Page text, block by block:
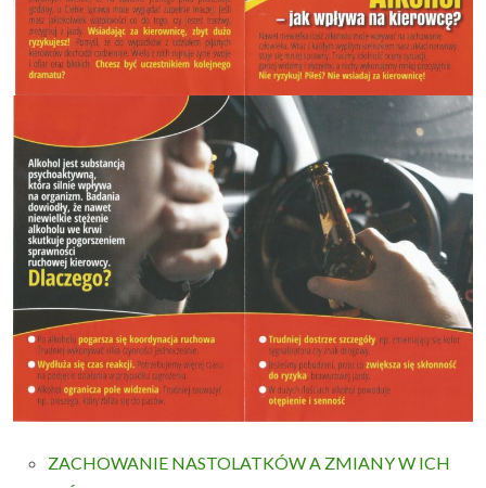
ZACHOWANIE NASTOLATKÓW A ZMIANY W ICH